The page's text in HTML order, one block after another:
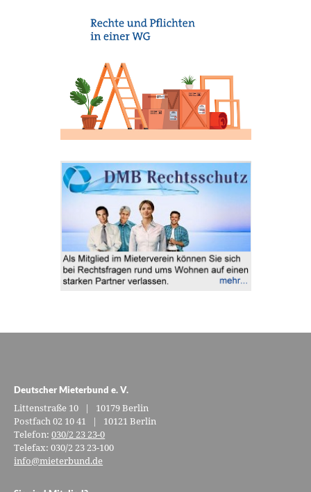
Deutscher Mieterbund e. V.
Littenstraße 10 | 10179 Berlin
Postfach 02 10 41 | 10121 Berlin
Telefon:030/2 23 23-0
Telefax: 030/2 23 23-100
info@mieterbund.de